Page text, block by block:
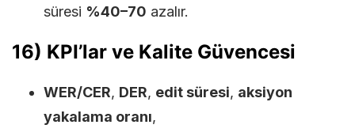
süresi %40–70 azalır.
16) KPI’lar ve Kalite Güvencesi
WER/CER, DER, edit süresi, aksiyon
yakalama oranı,